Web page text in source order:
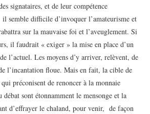
signataires, et de leur compétence
semble difficile d’invoquer l’amateurisme et
sur la mauvaise foi et l’aveuglement. Si
il faudrait « exiger » la mise en place d’un
l’actuel. Les moyens d’y arriver, relèvent, de
l’incantation floue. Mais en fait, la cible de
préconisent de renoncer à la monnaie
sont étonnamment le mensonge et la
d’effrayer le chaland, pour venir, de façon